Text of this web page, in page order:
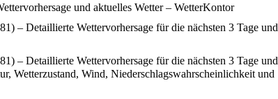
und aktuelles Wetter – WetterKontor
– Detaillierte Wettervorhersage für die nächsten 3 Tage und
– Detaillierte Wettervorhersage für die nächsten 3 Tage und
Wetterzustand, Wind, Niederschlagswahrscheinlichkeit und